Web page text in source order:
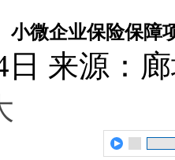
小微企业保险保障
来源：